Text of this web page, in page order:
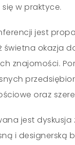
w praktyce.
jest
świetna okazja
znajomości.
oraz
jest
i designerską